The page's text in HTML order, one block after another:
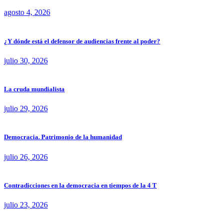
agosto 4, 2026
¿Y dónde está el defensor de audiencias frente al poder?
julio 30, 2026
La cruda mundialista
julio 29, 2026
Democracia. Patrimonio de la humanidad
julio 26, 2026
Contradicciones en la democracia en tiempos de la 4 T
julio 23, 2026